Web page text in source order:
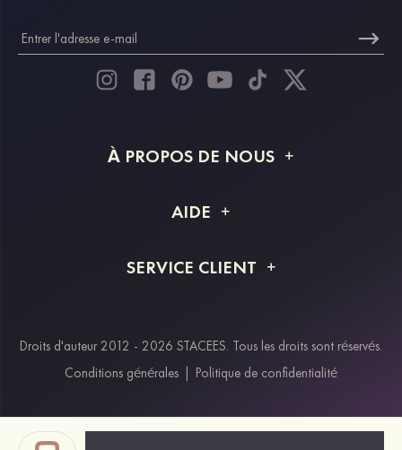
À PROPOS DE NOUS
Livraison
AIDE
Retour et remboursement
SERVICE CLIENT
Modes de paiement
Klarna
Paypal
Droits d'auteur 2012 - 2026 STACEES. Tous les droits sont réservés.
Conditions générales
Politique de confidentialité